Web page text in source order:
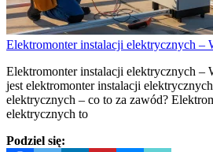
Elektromonter instalacji elektrycznych –
Elektromonter instalacji elektrycznych –
jest elektromonter instalacji
elektrycznych – co to za zawód?
elektrycznych to
Podziel się: